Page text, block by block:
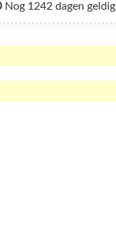
Nog 1242 dagen geldig